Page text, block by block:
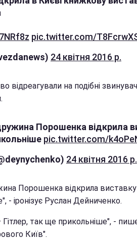
pic.twitter.com/
24 квітня 2016 р.
відреагували на подібні
Порошенка відкрила
pic.twitter.com/
24 квітня 2016 р.
Порошенка відкрила
- іронізує Руслан Дейниченко.
так ще прикольніше", -
Київ".